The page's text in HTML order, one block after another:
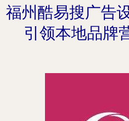
福州酷易搜广告
引领本地品牌